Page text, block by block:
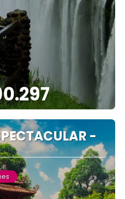
Ver
-